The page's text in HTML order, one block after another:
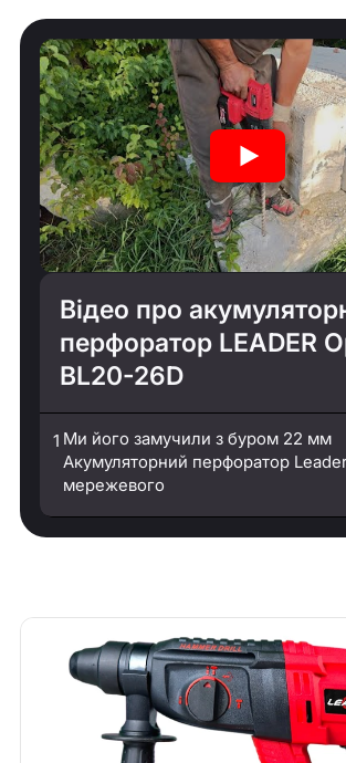
Відео про
перфоратор LEADER
BL20-26D
1 Ми його замучили з буром 22 мм
Акумуляторний перфоратор
мережевого